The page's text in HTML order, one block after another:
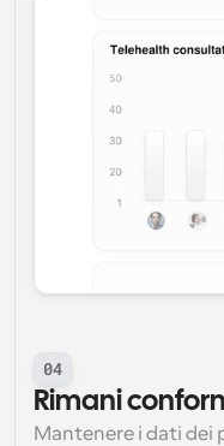
04
Rimani
Mantenere i dati